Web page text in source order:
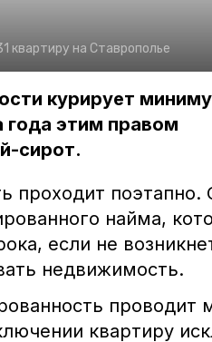
квартиру на Ставрополье
курирует
года этим правом
сирот.
проходит поэтапно.
найма,
если не
недвижимость.
проводит
квартиру